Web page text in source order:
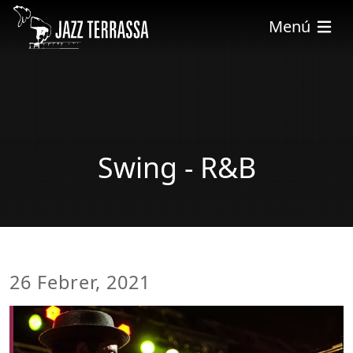
Vés al contingut
Menú
Swing - R&B
26 Febrer, 2021